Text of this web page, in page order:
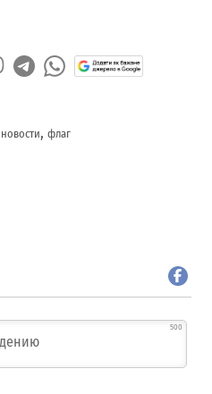
новости,флаг
500